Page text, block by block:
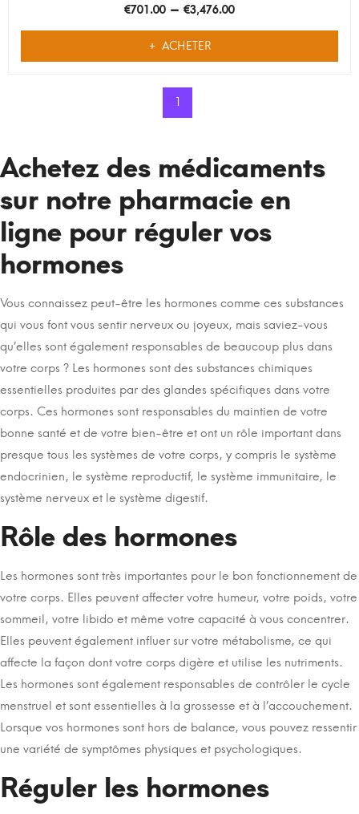
€701.00 – €3,476.00
ACHETER
1
Achetez des médicaments
sur notre pharmacie en
ligne pour réguler vos
hormones
Vous connaissez peut-être les hormones comme ces substances
qui vous font vous sentir nerveux ou joyeux, mais saviez-vous
qu’elles sont également responsables de beaucoup plus dans
votre corps ? Les hormones sont des substances chimiques
essentielles produites par des glandes spécifiques dans votre
corps. Ces hormones sont responsables du maintien de votre
bonne santé et de votre bien-être et ont un rôle important dans
presque tous les systèmes de votre corps, y compris le système
endocrinien, le système reproductif, le système immunitaire, le
système nerveux et le système digestif.
Rôle des hormones
Les hormones sont très importantes pour le bon fonctionnement de
votre corps. Elles peuvent affecter votre humeur, votre poids, votre
sommeil, votre libido et même votre capacité à vous concentrer.
Elles peuvent également influer sur votre métabolisme, ce qui
affecte la façon dont votre corps digère et utilise les nutriments.
Les hormones sont également responsables de contrôler le cycle
menstruel et sont essentielles à la grossesse et à l’accouchement.
Lorsque vos hormones sont hors de balance, vous pouvez ressentir
une variété de symptômes physiques et psychologiques.
Réguler les hormones